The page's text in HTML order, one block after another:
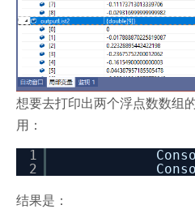
想要去打印出两个浮点数数组
用：
1
2
结果是：